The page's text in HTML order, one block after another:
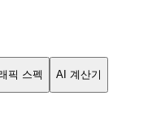
픽 스펙 AI 계산기